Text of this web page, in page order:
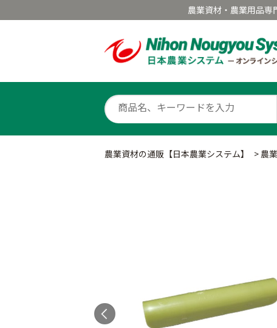
農業資材・農業用品専
農業資材の通販【日本農業システム】 > 農